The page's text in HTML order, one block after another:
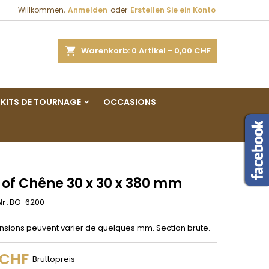
Willkommen, Anmelden oder Erstellen Sie ein Konto
Warenkorb 0 Artikel - 0,00 CHF
KITS DE TOURNAGE OCCASIONS
Chêne 30 x 30 x 380 mm
BO-6200
peuvent varier de quelques mm. Section brute.
Bruttopreis